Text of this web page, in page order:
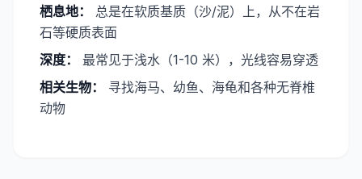
​栖息地：
总是在软质基质（沙/泥）上，从不在岩
石等硬质表面
​深度：
最常见于浅水（1-10 米），光线容易穿透
​相关生物：
寻找海马、幼鱼、海龟和各种无脊椎
动物